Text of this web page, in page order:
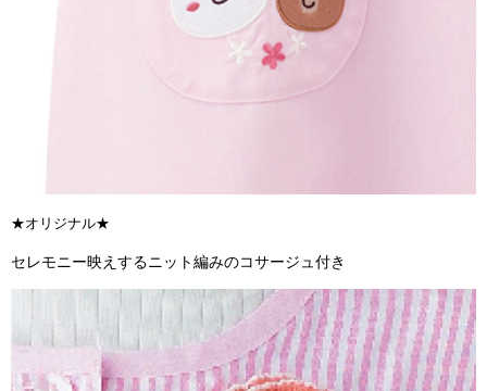
★オリジナル★
セレモニー映えするニット編みのコサージュ付き